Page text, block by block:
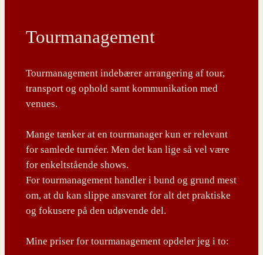
Tourmanagement
Tourmanagement indebærer arrangering af tour,
transport og ophold samt kommunikation med
venues.
Mange tænker at en tourmanager kun er relevant
for samlede turnéer. Men det kan lige så vel være
for enkeltstående shows.
For tourmanagement handler i bund og grund mest
om, at du kan slippe ansvaret for alt det praktiske
og fokusere på den udøvende del.
Mine priser for tourmanagement opdeler jeg i to: